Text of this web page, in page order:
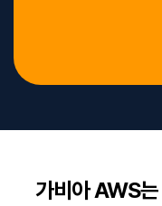
가비아 AWS는